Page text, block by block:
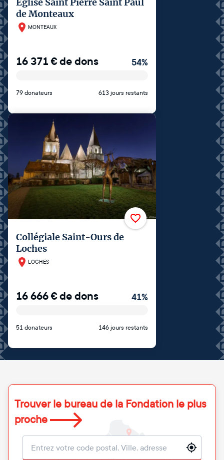
de Monteaux
MONTEAUX
16 371€de dons 54%
79 donateurs 613 jours restants
Collégiale Saint-Ours de
Loches
LOCHES
16 666€de dons 41%
51 donateurs 146 jours restants
Trouver le bureau de la Fondation le plus
proche
Localisation